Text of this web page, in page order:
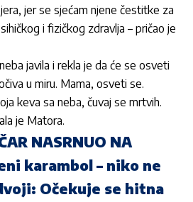
jer se sjećam njene čestitke za
i fizičkog zdravlja – pričao je
javila i rekla je da će se osveti
u miru. Mama, osveti se.
keva sa neba, čuvaj se mrtvih.
je Matora.
NASRNUO NA
karambol – niko ne
Očekuje se hitna